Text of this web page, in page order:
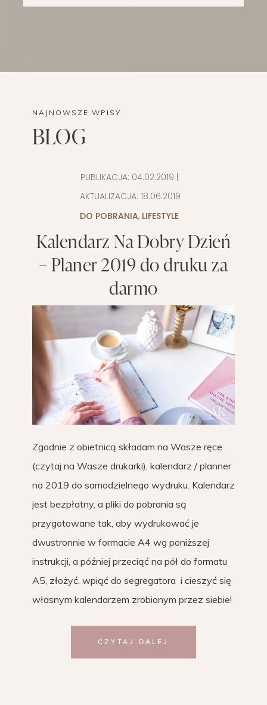
NAJNOWSZE WPISY
BLOG
PUBLIKACJA: 04.02.2019
AKTUALIZACJA: 18.06.2019
DO POBRANIA, LIFESTYLE
Kalendarz Na Dobry Dzień
– Planer 2019 do druku za
darmo
Zgodnie z obietnicą składam na Wasze ręce
(czytaj na Wasze drukarki), kalendarz / planner
na 2019 do samodzielnego wydruku. Kalendarz
jest bezpłatny, a pliki do pobrania są
przygotowane tak, aby wydrukować je
dwustronnie w formacie A4 wg poniższej
instrukcji, a później przeciąć na pół do formatu
A5, złożyć, wpiąć do segregatora i cieszyć się
własnym kalendarzem zrobionym przez siebie!
CZYTAJ DALEJ